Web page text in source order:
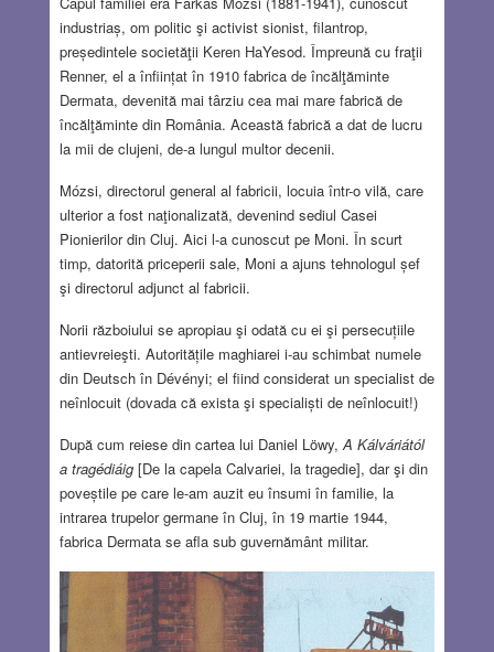
industriaș, om politic şi activist sionist, filantrop,
președintele societăţii Keren HaYesod. Împreună cu fraţii
Renner, el a înființat în 1910 fabrica de încălţăminte
Dermata, devenită mai târziu cea mai mare fabrică de
încălţăminte din România. Această fabrică a dat de lucru
la mii de clujeni, de-a lungul multor decenii.
Mózsi, directorul general al fabricii, locuia într-o vilă, care
ulterior a fost naţionalizată, devenind sediul Casei
Pionierilor din Cluj. Aici l-a cunoscut pe Moni. În scurt
timp, datorită priceperii sale, Moni a ajuns tehnologul șef
şi directorul adjunct al fabricii.
Norii războiului se apropiau şi odată cu ei şi persecuțiile
antievreieşti. Autoritățile maghiarei i-au schimbat numele
din Deutsch în Dévényi; el fiind considerat un specialist de
neînlocuit (dovada că exista şi specialiști de neînlocuit!)
După cum reiese din cartea lui Daniel Löwy,A Kálváriától
a tragédiáig[De la capela Calvariei, la tragedie], dar şi din
poveștile pe care le-am auzit eu însumi în familie, la
intrarea trupelor germane în Cluj, în 19 martie 1944,
fabrica Dermata se afla sub guvernământ militar.